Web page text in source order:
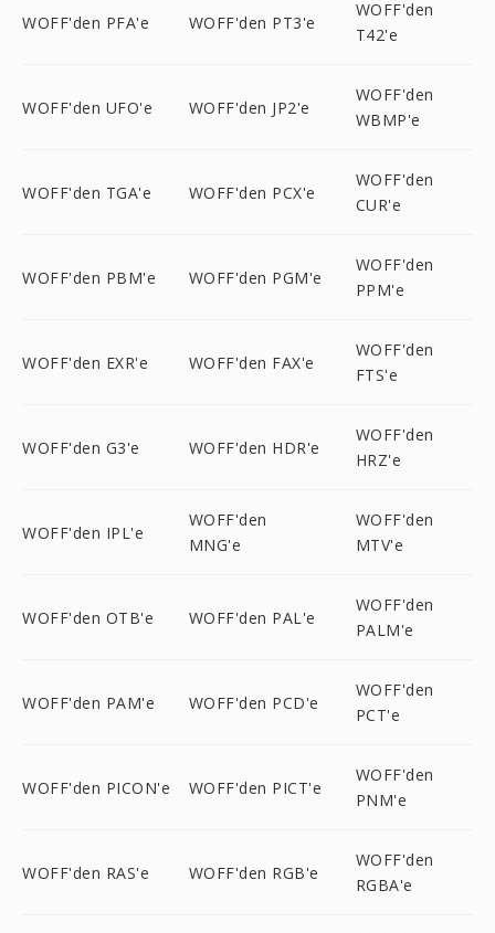
WOFF'den PFA'e WOFF'den PT3'e
WOFF'den
T42'e
WOFF'den UFO'e WOFF'den JP2'e
WOFF'den
WBMP'e
WOFF'den TGA'e WOFF'den PCX'e
WOFF'den
CUR'e
WOFF'den PBM'e WOFF'den PGM'e
WOFF'den
PPM'e
WOFF'den EXR'e WOFF'den FAX'e
WOFF'den
FTS'e
WOFF'den G3'e WOFF'den HDR'e
WOFF'den
HRZ'e
WOFF'den IPL'e
WOFF'den
MNG'e
WOFF'den
MTV'e
WOFF'den OTB'e WOFF'den PAL'e
WOFF'den
PALM'e
WOFF'den PAM'e WOFF'den PCD'e
WOFF'den
PCT'e
WOFF'den PICON'e WOFF'den PICT'e
WOFF'den
PNM'e
WOFF'den RAS'e WOFF'den RGB'e
WOFF'den
RGBA'e